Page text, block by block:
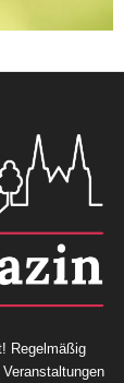
Regelmäßig